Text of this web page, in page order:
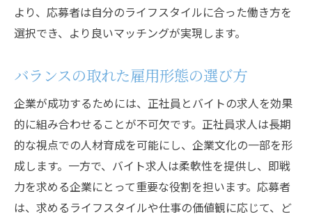
より、応募者は自分のライフスタイルに合った働き方を
選択でき、より良いマッチングが実現します。
バランスの取れた雇用形態の選び方
企業が成功するためには、正社員とバイトの求人を効果
的に組み合わせることが不可欠です。正社員求人は長期
的な視点での人材育成を可能にし、企業文化の一部を形
成します。一方で、バイト求人は柔軟性を提供し、即戦
力を求める企業にとって重要な役割を担います。応募者
は、求めるライフスタイルや仕事の価値観に応じて、ど